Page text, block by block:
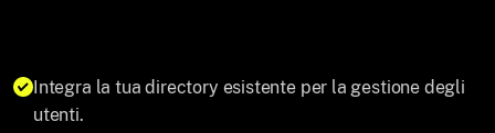
Integra la tua directory esistente per la gestione degli
utenti.